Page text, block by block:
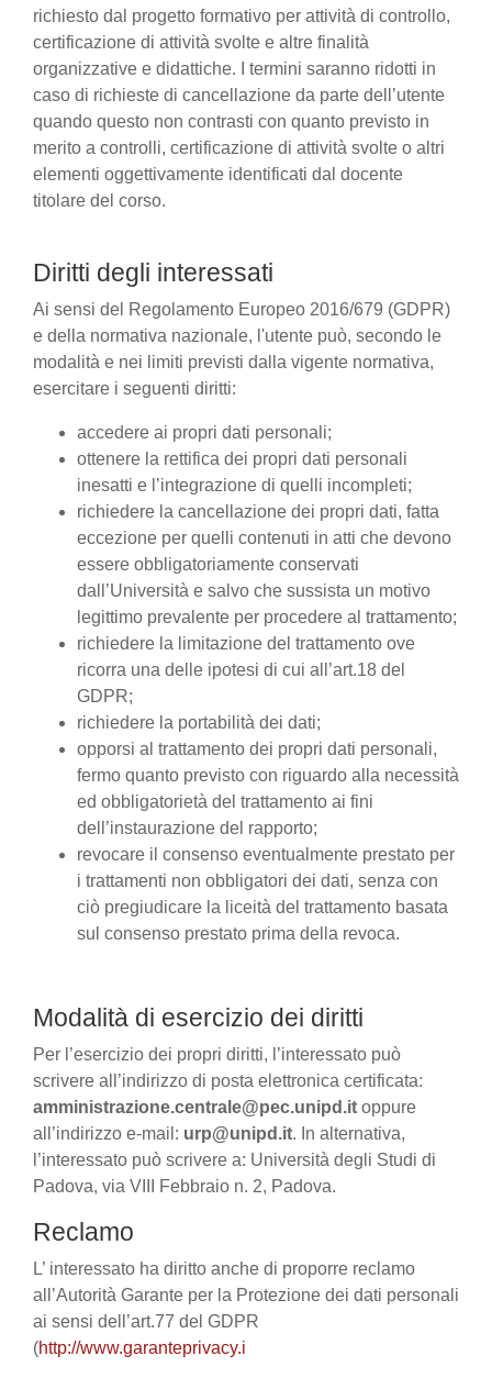
richiesto dal progetto formativo per attività di controllo,
certificazione di attività svolte e altre finalità
organizzative e didattiche. I termini saranno ridotti in
caso di richieste di cancellazione da parte dell’utente
quando questo non contrasti con quanto previsto in
merito a controlli, certificazione di attività svolte o altri
elementi oggettivamente identificati dal docente
titolare del corso.
Diritti degli interessati
Ai sensi del Regolamento Europeo 2016/679 (GDPR)
e della normativa nazionale, l'utente può, secondo le
modalità e nei limiti previsti dalla vigente normativa,
esercitare i seguenti diritti:
accedere ai propri dati personali;
ottenere la rettifica dei propri dati personali
inesatti e l’integrazione di quelli incompleti;
richiedere la cancellazione dei propri dati, fatta
eccezione per quelli contenuti in atti che devono
essere obbligatoriamente conservati
dall’Università e salvo che sussista un motivo
legittimo prevalente per procedere al trattamento;
richiedere la limitazione del trattamento ove
ricorra una delle ipotesi di cui all’art.18 del
GDPR;
richiedere la portabilità dei dati;
opporsi al trattamento dei propri dati personali,
fermo quanto previsto con riguardo alla necessità
ed obbligatorietà del trattamento ai fini
dell’instaurazione del rapporto;
revocare il consenso eventualmente prestato per
i trattamenti non obbligatori dei dati, senza con
ciò pregiudicare la liceità del trattamento basata
sul consenso prestato prima della revoca.
Modalità di esercizio dei diritti
Per l’esercizio dei propri diritti, l’interessato può
scrivere all’indirizzo di posta elettronica certificata:
amministrazione.centrale@pec.unipd.it oppure
all’indirizzo e-mail: urp@unipd.it. In alternativa,
l’interessato può scrivere a: Università degli Studi di
Padova, via VIII Febbraio n. 2, Padova.
Reclamo
L’ interessato ha diritto anche di proporre reclamo
all’Autorità Garante per la Protezione dei dati personali
ai sensi dell’art.77 del GDPR
(http://www.garanteprivacy.i